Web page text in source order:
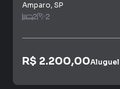
Amparo, SP
2
2
R$ 2.200,00Aluguel